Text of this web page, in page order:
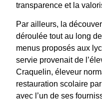
transparence et la
Par ailleurs, la
déroulée tout au long
menus proposés aux
servie provenait de
Craquelin, éleveur
restauration scolaire
avec l’un de ses